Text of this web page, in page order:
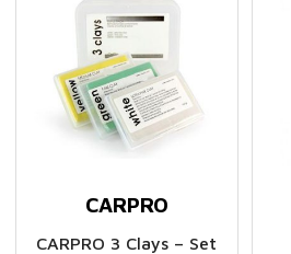
CARPRO
CARPRO 3 Clays – Set